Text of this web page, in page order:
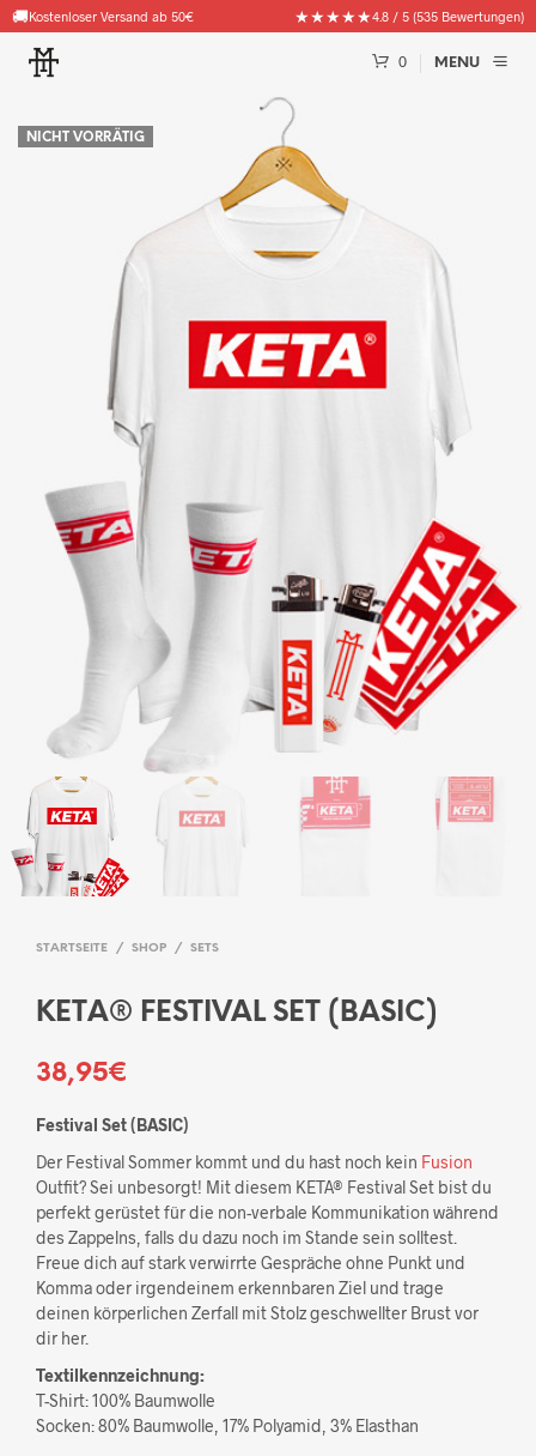
🚚Kostenloser Versand ab 50€ ★★★★★4.8 / 5 (535 Bewertungen)
0 MENU
NICHT VORRÄTIG
STARTSEITE / SHOP / SETS
KETA® FESTIVAL SET (BASIC)
38,95€
Festival Set (BASIC)
Der Festival Sommer kommt und du hast noch kein Fusion
Outfit? Sei unbesorgt! Mit diesem KETA® Festival Set bist du
perfekt gerüstet für die non-verbale Kommunikation während
des Zappelns, falls du dazu noch im Stande sein solltest.
Freue dich auf stark verwirrte Gespräche ohne Punkt und
Komma oder irgendeinem erkennbaren Ziel und trage
deinen körperlichen Zerfall mit Stolz geschwellter Brust vor
dir her.
Textilkennzeichnung:
T-Shirt: 100% Baumwolle
Socken: 80% Baumwolle, 17% Polyamid, 3% Elasthan